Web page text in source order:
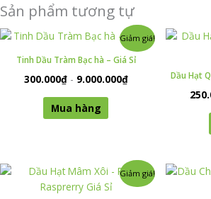
Sản phẩm tương tự
Giảm giá!
Tinh Dầu Tràm Bạc hà – Giá Sỉ
300.000₫- 9.000.000₫
Mua hàng
Sản
phẩm
này
có
nhiều
chọn
có
Dầu Hạt
Giảm giá!
Sản
phẩm